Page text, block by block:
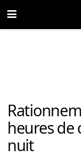
heures de
nuit